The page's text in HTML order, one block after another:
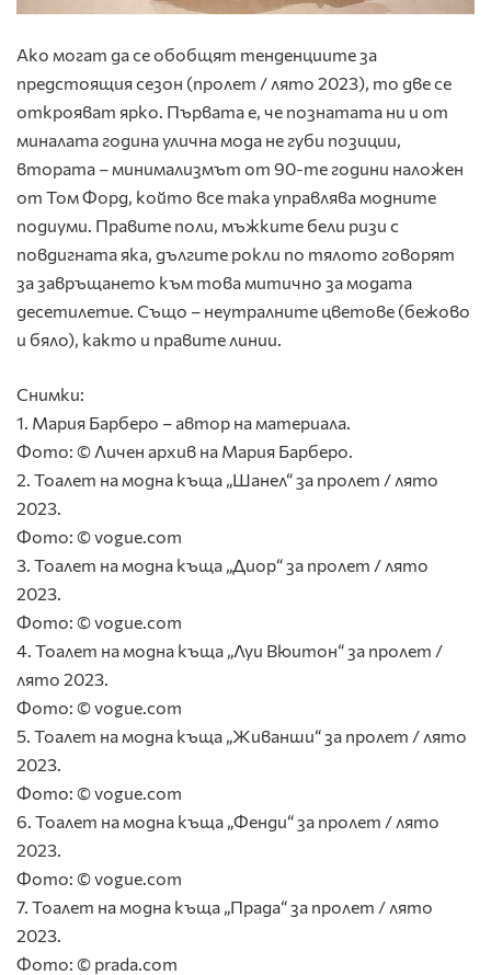
Ако могат да се обобщят тенденциите за
предстоящия сезон (пролет / лято 2023), то две се
открояват ярко. Първата е, че познатата ни и от
миналата година улична мода не губи позиции,
втората – минимализмът от 90-те години наложен
от Том Форд, който все така управлява модните
подиуми. Правите поли, мъжките бели ризи с
повдигната яка, дългите рокли по тялото говорят
за завръщането към това митично за модата
десетилетие. Също – неутралните цветове (бежово
и бяло), както и правите линии.
Снимки:
1. Мария Барберо – автор на материала.
Фото: © Личен архив на Мария Барберо.
2. Тоалет на модна къща „Шанел“ за пролет / лято
2023.
Фото: © vogue.com
3. Тоалет на модна къща „Диор“ за пролет / лято
2023.
Фото: © vogue.com
4. Тоалет на модна къща „Луи Вюитон“ за пролет /
лято 2023.
Фото: © vogue.com
5. Тоалет на модна къща „Живанши“ за пролет / лято
2023.
Фото: © vogue.com
6. Тоалет на модна къща „Фенди“ за пролет / лято
2023.
Фото: © vogue.com
7. Тоалет на модна къща „Прада“ за пролет / лято
2023.
Фото: © prada.com